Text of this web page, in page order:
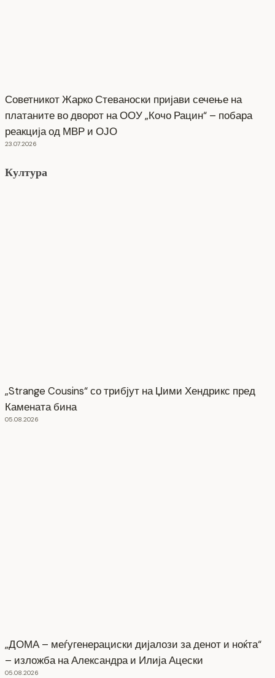
Советникот Жарко Стеваноски пријави сечење на
платаните во дворот на ООУ „Кочо Рацин“ – побара
реакција од МВР и ОЈО
23.07.2026
Култура
„Strange Cousins“ со трибјут на Џими Хендрикс пред
Камената бина
05.08.2026
„ДОМА – меѓугенерациски дијалози за денот и ноќта“
– изложба на Александра и Илија Ацески
05.08.2026